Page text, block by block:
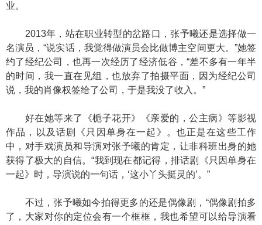
业。
2013年，站在职业转型的岔路口，张予曦还是选择做一
名演员，“说实话，我觉得做演员会比做博主空间更大。”她签
约了经纪公司，也再一次经历了经济低谷，“差不多有一年半
的时间，我一直在见组，也放弃了拍摄平面，因为经纪公司
说，我的肖像权签给了公司，于是我没了收入。”
好在她等来了《栀子花开》《亲爱的，公主病》等影视
作品，以及话剧《只因单身在一起》。也正是在这些工作
中，对手戏演员和导演对张予曦的肯定，让非科班出身的她
获得了极大的自信。“我到现在都记得，排话剧《只因单身在
一起》时，导演说的一句话，‘这小丫头挺灵的’。”
不过，张予曦如今拍得更多的还是偶像剧，“偶像剧拍多
了，大家对你的定位会有一个框框，我也希望可以给导演看